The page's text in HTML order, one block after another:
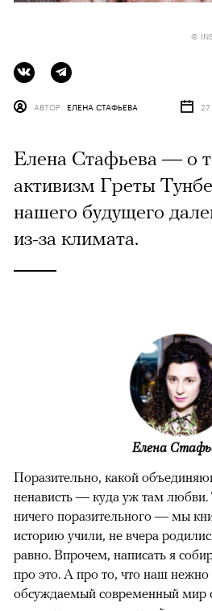
©
АВТОР ЕЛЕНА СТАФЬЕВА
Елена Стафьева — о
активизм Греты
нашего будущего
из-за климата.
Елена
Поразительно, какой
ненависть — куда уж там любви.
ничего поразительного — мы
историю учили, не вчера
равно. Впрочем, написать я
про это. А про то, что наш
обсуждаемый современный мир